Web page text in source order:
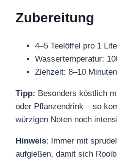
Zubereitung
4–5 Teelöffel pro 1
Wassertemperatur:
Ziehzeit: 8–10 Minuten
Tipp: Besonders köstlich
oder Pflanzendrink – so
würzigen Noten noch
Hinweis: Immer mit
aufgießen, damit sich